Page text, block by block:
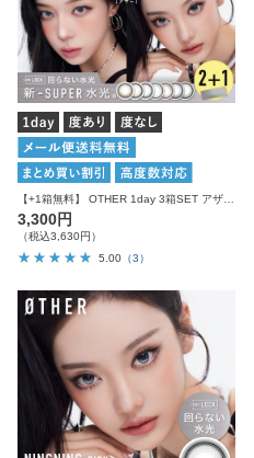
3,300円
（税込3,630円）
5.00 （3）